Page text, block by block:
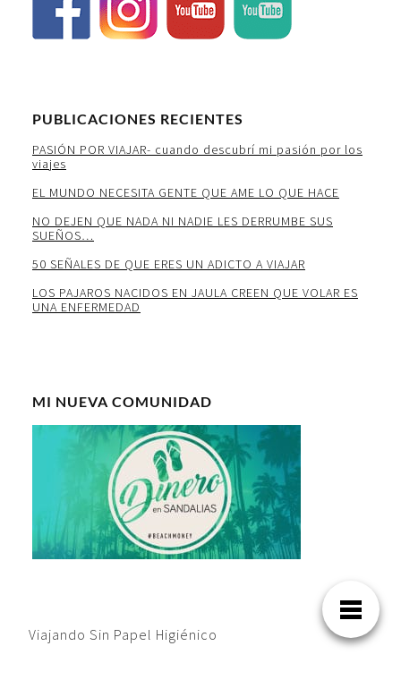
PUBLICACIONES RECIENTES
PASIÓN POR VIAJAR- cuando descubrí mi pasión por los
viajes
EL MUNDO NECESITA GENTE QUE AME LO QUE HACE
NO DEJEN QUE NADA NI NADIE LES DERRUMBE SUS
SUEÑOS…
50 SEÑALES DE QUE ERES UN ADICTO A VIAJAR
LOS PAJAROS NACIDOS EN JAULA CREEN QUE VOLAR ES
UNA ENFERMEDAD
MI NUEVA COMUNIDAD
Viajando Sin Papel Higiénico